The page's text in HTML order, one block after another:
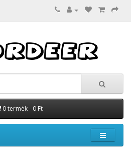
0 termék - 0 Ft